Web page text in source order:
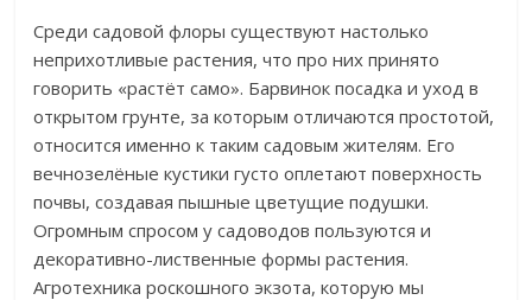
Среди садовой флоры существуют настолько
неприхотливые растения, что про них принято
говорить «растёт само». Барвинок посадка и уход в
открытом грунте, за которым отличаются простотой,
относится именно к таким садовым жителям. Его
вечнозелёные кустики густо оплетают поверхность
почвы, создавая пышные цветущие подушки.
Огромным спросом у садоводов пользуются и
декоративно-лиственные формы растения.
Агротехника роскошного экзота, которую мы